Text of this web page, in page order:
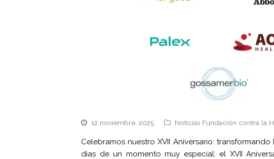
12 noviembre, 2025 Noticias Fundación contra la
Celebramos nuestro XVII Aniversario:
días de un momento muy especial: el XVII